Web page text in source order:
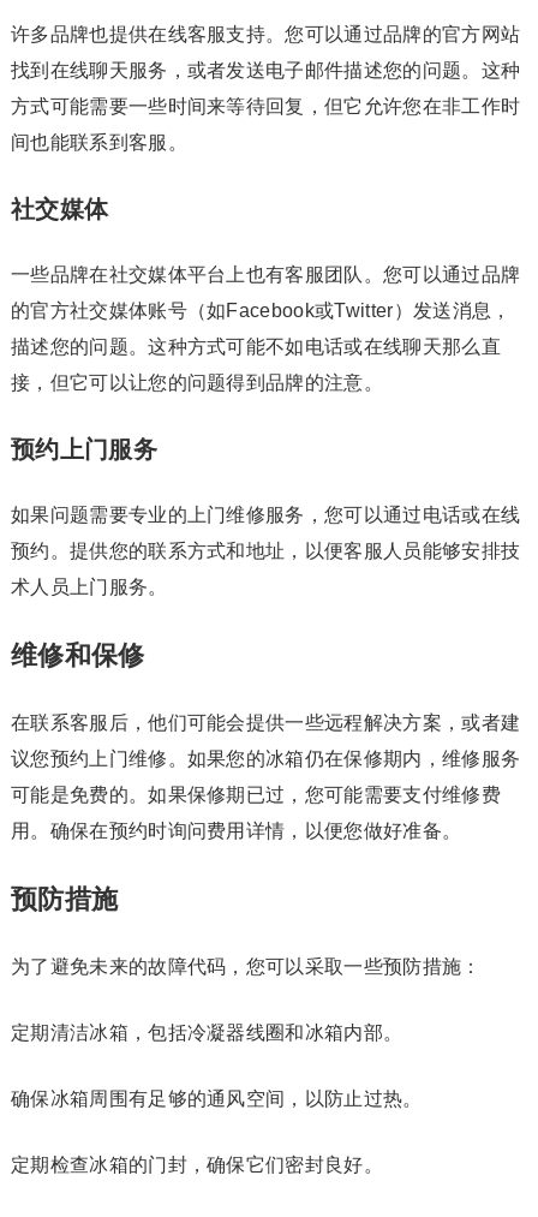
许多品牌也提供在线客服支持。您可以通过品牌的官方网站
找到在线聊天服务，或者发送电子邮件描述您的问题。这种
方式可能需要一些时间来等待回复，但它允许您在非工作时
间也能联系到客服。
社交媒体
一些品牌在社交媒体平台上也有客服团队。您可以通过品牌
的官方社交媒体账号（如Facebook或Twitter）发送消息，
描述您的问题。这种方式可能不如电话或在线聊天那么直
接，但它可以让您的问题得到品牌的注意。
预约上门服务
如果问题需要专业的上门维修服务，您可以通过电话或在线
预约。提供您的联系方式和地址，以便客服人员能够安排技
术人员上门服务。
维修和保修
在联系客服后，他们可能会提供一些远程解决方案，或者建
议您预约上门维修。如果您的冰箱仍在保修期内，维修服务
可能是免费的。如果保修期已过，您可能需要支付维修费
用。确保在预约时询问费用详情，以便您做好准备。
预防措施
为了避免未来的故障代码，您可以采取一些预防措施：
定期清洁冰箱，包括冷凝器线圈和冰箱内部。
确保冰箱周围有足够的通风空间，以防止过热。
定期检查冰箱的门封，确保它们密封良好。